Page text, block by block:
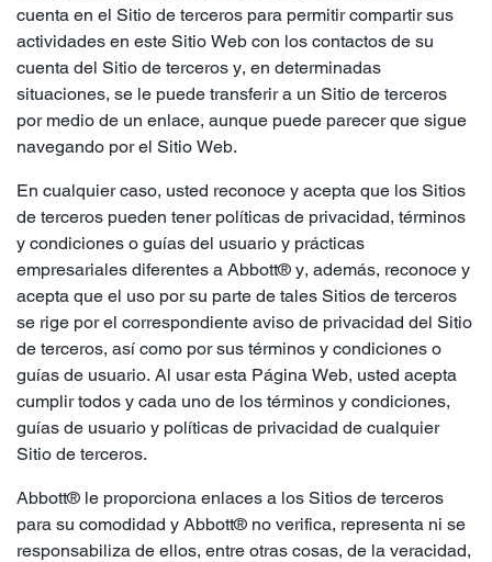
cuenta en el Sitio de terceros para permitir compartir sus
actividades en este Sitio Web con los contactos de su
cuenta del Sitio de terceros y, en determinadas
situaciones, se le puede transferir a un Sitio de terceros
por medio de un enlace, aunque puede parecer que sigue
navegando por el Sitio Web.
En cualquier caso, usted reconoce y acepta que los Sitios
de terceros pueden tener políticas de privacidad, términos
y condiciones o guías del usuario y prácticas
empresariales diferentes a Abbott® y, además, reconoce y
acepta que el uso por su parte de tales Sitios de terceros
se rige por el correspondiente aviso de privacidad del Sitio
de terceros, así como por sus términos y condiciones o
guías de usuario. Al usar esta Página Web, usted acepta
cumplir todos y cada uno de los términos y condiciones,
guías de usuario y políticas de privacidad de cualquier
Sitio de terceros.
Abbott® le proporciona enlaces a los Sitios de terceros
para su comodidad y Abbott® no verifica, representa ni se
responsabiliza de ellos, entre otras cosas, de la veracidad,